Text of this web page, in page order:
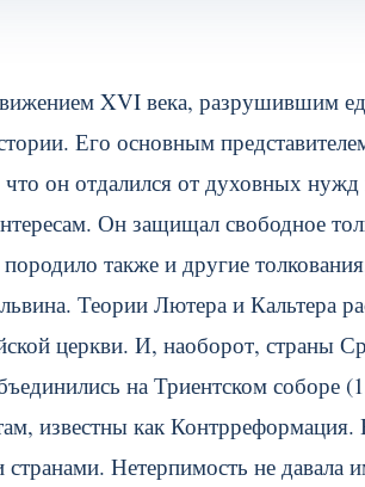
XVI века, разрушившим
Его основным
он отдалился от духовных
Он защищал свободное
также и другие
Теории Лютера и Кальтера
церкви. И, наоборот, страны
на Триентском соборе
известны как Контрреформация.
странами. Нетерпимость не